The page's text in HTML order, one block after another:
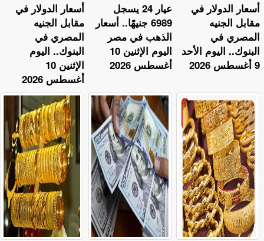
أسعار الدولار في
مقابل الجنيه
المصري في
البنوك.. اليوم
الإثنين 10
أغسطس 2026
عيار 24 يسجل
6989 جنيهًا.. أسعار
الذهب في مصر
اليوم الإثنين 10
أغسطس 2026
أسعار الدولار في
مقابل الجنيه
المصري في
البنوك.. اليوم الأحد
9 أغسطس 2026